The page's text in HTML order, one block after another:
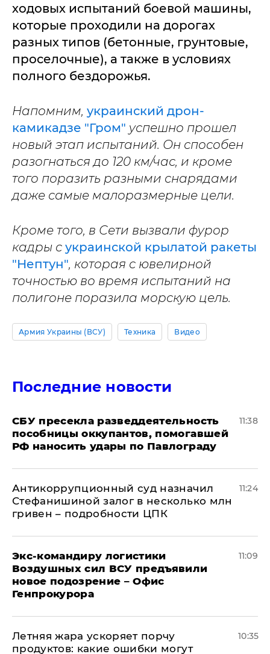
ходовых испытаний боевой машины,
которые проходили на дорогах
разных типов (бетонные, грунтовые,
проселочные), а также в условиях
полного бездорожья.
Напомним, украинский дрон-
камикадзе "Гром" успешно прошел
новый этап испытаний. Он способен
разогнаться до 120 км/час, и кроме
того поразить разными снарядами
даже самые малоразмерные цели.
Кроме того, в Сети вызвали фурор
кадры с украинской крылатой ракеты
"Нептун", которая с ювелирной
точностью во время испытаний на
полигоне поразила морскую цель.
Армия Украины (ВСУ) Техника Видео
Последние новости
СБУ пресекла разведдеятельность
пособницы оккупантов, помогавшей
РФ наносить удары по Павлограду
11:38
Антикоррупционный суд назначил
Стефанишиной залог в несколько млн
гривен – подробности ЦПК
11:24
Экс-командиру логистики
Воздушных сил ВСУ предъявили
новое подозрение – Офис
Генпрокурора
11:09
Летняя жара ускоряет порчу
продуктов: какие ошибки могут
10:35